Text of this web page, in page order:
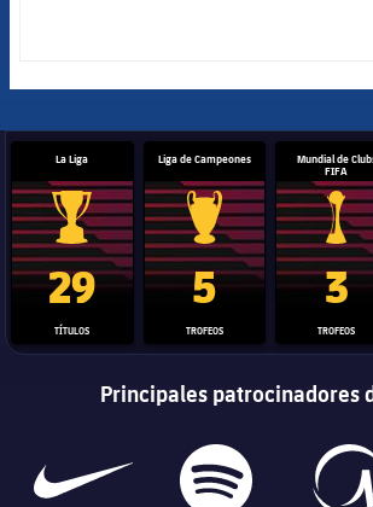
La Liga
Trofeo de La Liga
29
TÍTULOS
Liga de Campeones
Trofeo de la Liga de
5
TROFEOS
Mundial de
FIFA
3
TROFEOS
Principales patrocinadores